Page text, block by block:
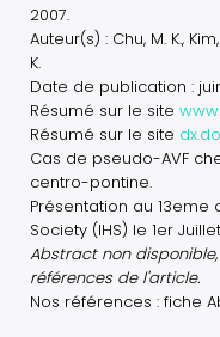
2007.
Auteur(s) : Chu, M. K.,
K.
Date de publication :
Résumé sur le site
Résumé sur le site
Cas de pseudo-AVF
centro-pontine.
Présentation au
Society (IHS) le 1er
Abstract non
références de l'article.
Nos références : fiche